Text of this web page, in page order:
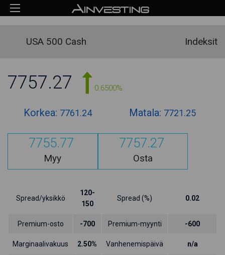
USA 500 Cash Indeksit
7757.27 0.6500%
Korkea: 7761.24 Matala: 7721.25
7755.77
Myy
7757.27
Osta
Spread/yksikkö
120-
150
Spread (%) 0.02
Premium-osto -700 Premium-myynti -600
Marginaalivakuus 2.50% Vanhenemispäivä n/a